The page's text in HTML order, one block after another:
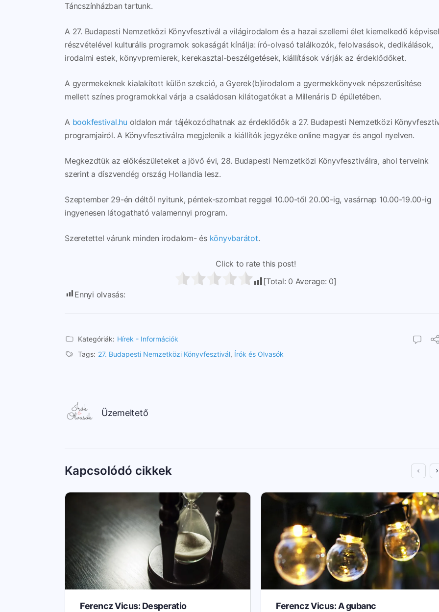
Táncszínházban tartunk.
A 27. Budapesti Nemzetközi Könyvfesztivál a világirodalom és a hazai szellemi élet kiemelkedő
részvételével kulturális programok sokaságát kínálja: író-olvasó találkozók, felolvasások, dedikálások,
irodalmi estek, könyvpremierek, kerekasztal-beszélgetések, kiállítások várják az érdeklődőket.
A gyermekeknek kialakított külön szekció, a Gyerek(b)irodalom a gyermekkönyvek népszerűsítése
mellett színes programokkal várja a családosan kilátogatókat a Millenáris D épületében.
A bookfestival.hu oldalon már tájékozódhatnak az érdeklődők a 27. Budapesti Nemzetközi
programjairól. A Könyvfesztiválra megjelenik a kiállítók jegyzéke online magyar és angol nyelven.
Megkezdtük az előkészületeket a jövő évi, 28. Budapesti Nemzetközi Könyvfesztiválra, ahol terveink
szerint a díszvendég ország Hollandia lesz.
Szeptember 29-én déltől nyitunk, péntek-szombat reggel 10.00-től 20.00-ig, vasárnap 10.00-19.00-ig
ingyenesen látogatható valamennyi program.
Szeretettel várunk minden irodalom- és könyvbarátot.
Click to rate this post!
[Total: 0 Average: 0]
Ennyi olvasás:
Kategóriák: Hírek - Információk
Tags: 27. Budapesti Nemzetközi Könyvfesztivál, Írók és Olvasók
Üzemeltető
Kapcsolódó cikkek
Ferencz Vicus: Desperatio Ferencz Vicus: A gubanc